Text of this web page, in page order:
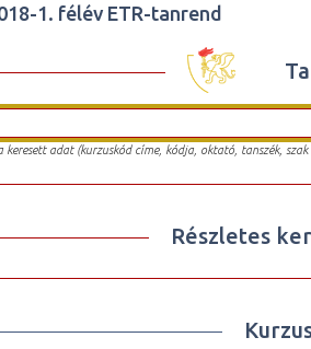
1. félév ETR-tanrend
keresett adat (kurzuskód címe, kódja, oktató, tanszék,
Részletes